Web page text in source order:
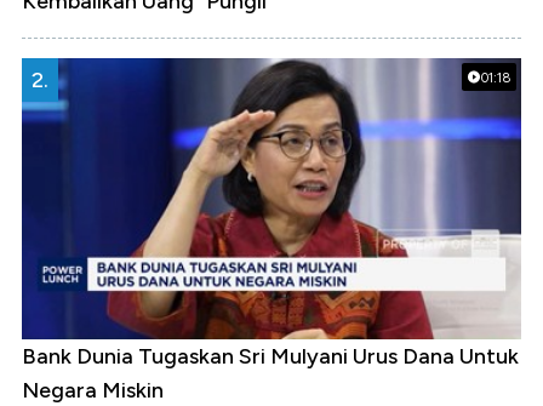
01:18
2.
Bank Dunia Tugaskan Sri Mulyani Urus Dana Untuk
Negara Miskin